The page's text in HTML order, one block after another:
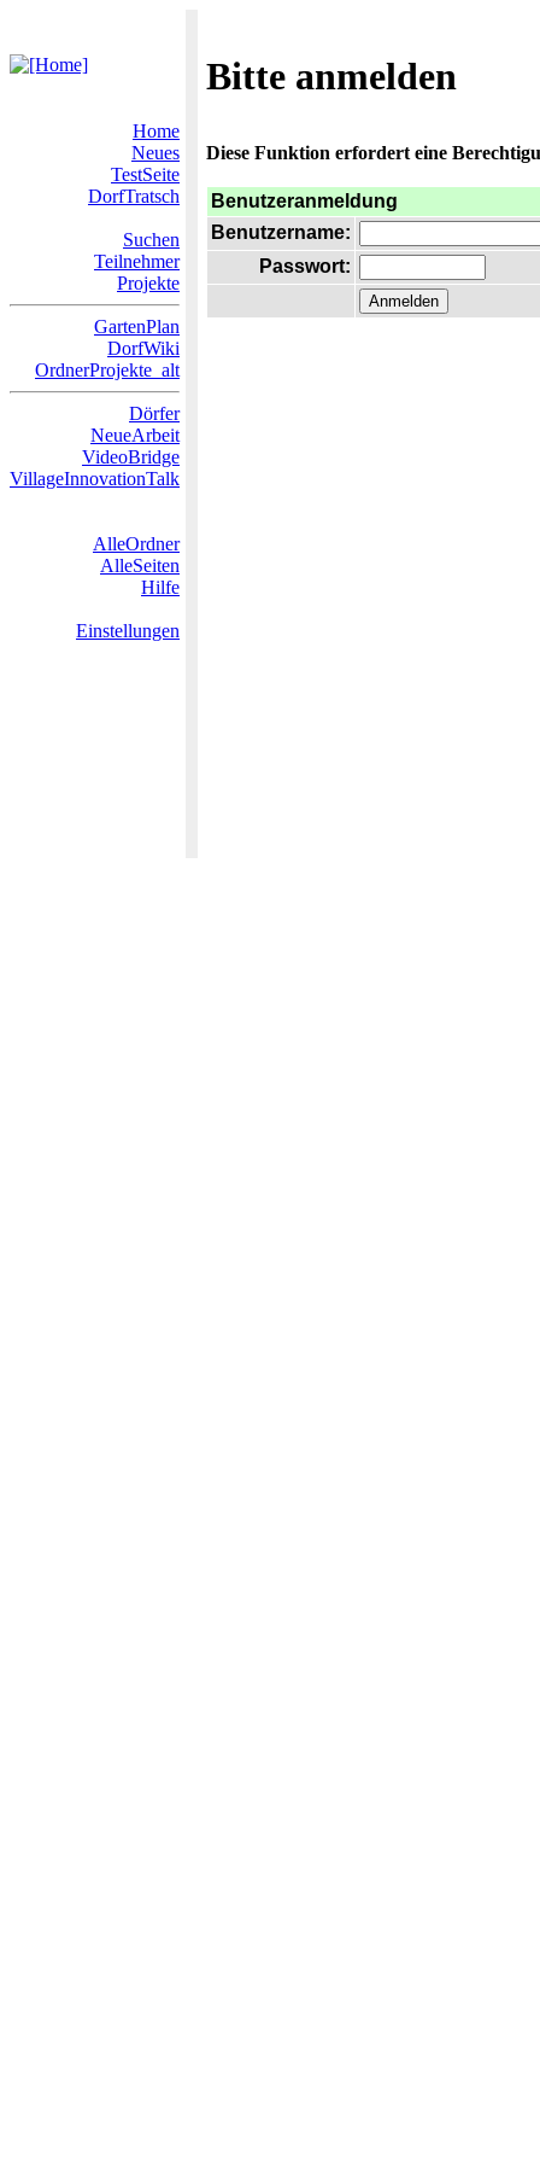
Bitte anmelden
Home
Neues
TestSeite
DorfTratsch
Suchen
Teilnehmer
Projekte
GartenPlan
DorfWiki
OrdnerProjekte_alt
Dörfer
NeueArbeit
VideoBridge
VillageInnovationTalk
AlleOrdner
AlleSeiten
Hilfe
Einstellungen
Diese Funktion erfordert eine
Benutzeranmeldung
Benutzername:
Passwort: